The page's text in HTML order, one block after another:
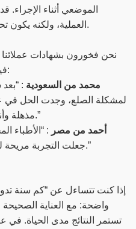
الموضعي أثناء الإجراء.
العملية، ولكنه يكون تحت السيطرة باستخدام المسكنات.
نحن فخورون بشهادات عملائنا
فينوس. إليك بعض القصص الناجحة:
محمد من السعودية :
لمشكلة الصلع، وجدت الحل في
مذهلة وأنا الآن أستعيد ثقتي بنفسي.”
أحمد من مصر : “الأطباء
جعلت التجربة مريحة للغاية. أنا سعيد جدًا بالنتائج.”
إذا كنت تتساءل عن “كم سنة
واضحة: مع العناية الصحيحة
تستمر النتائج مدى الحياة. في